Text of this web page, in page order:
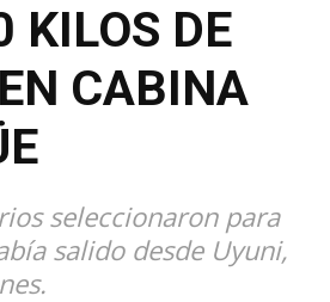
KILOS DE
CABINA
seleccionaron para
salido desde Uyuni,